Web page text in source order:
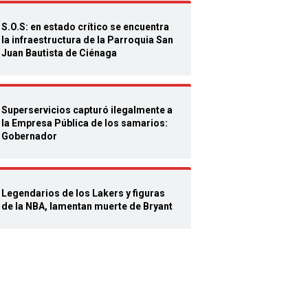
S.O.S: en estado crítico se encuentra
la infraestructura de la Parroquia San
Juan Bautista de Ciénaga
Superservicios capturó ilegalmente a
la Empresa Pública de los samarios:
Gobernador
Legendarios de los Lakers y figuras
de la NBA, lamentan muerte de Bryant